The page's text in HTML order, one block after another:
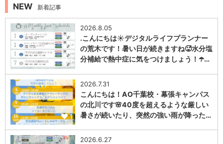
NEW 新着記事
1
2026.8.05
.こんにちは☀️デジタルライフプランナー
の荒木です！暑い日が続きますね🥵水分塩
分補給で熱中症に気をつけましょう！☂️…
1
2026.7.31
こんにちは！AO千葉校・幕張キャンパス
の北川です🌸40度を超えるような厳しい
暑さが続いたり、突然の強い雨が降った…
2026.6.27